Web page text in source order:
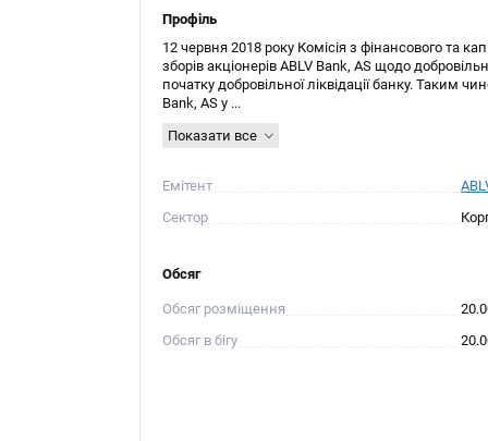
Профіль
12 червня 2018 року Комісія з фінансового та
зборів акціонерів ABLV Bank, AS щодо
початку добровільної ліквідації банку. Таким
Bank, AS у ...
Показати все
Емітент
Сектор
Обсяг
Обсяг розміщення
Обсяг в бігу